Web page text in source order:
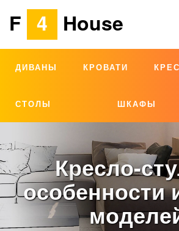
F 4 House
ДИВАНЫ КРОВАТИ
СТОЛЫ ШКАФЫ
Кресло-
особенности